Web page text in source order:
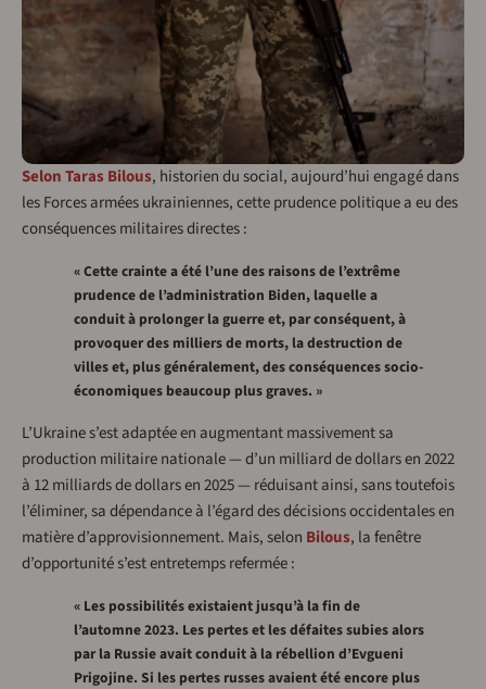
Selon Taras Bilous, historien du social, aujourd’hui engagé dans
les Forces armées ukrainiennes, cette prudence politique a eu des
conséquences militaires directes :
« Cette crainte a été l’une des raisons de l’extrême
prudence de l’administration Biden, laquelle a
conduit à prolonger la guerre et, par conséquent, à
provoquer des milliers de morts, la destruction de
villes et, plus généralement, des conséquences socio-
économiques beaucoup plus graves. »
L’Ukraine s’est adaptée en augmentant massivement sa
production militaire nationale — d’un milliard de dollars en 2022
à 12 milliards de dollars en 2025 — réduisant ainsi, sans toutefois
l’éliminer, sa dépendance à l’égard des décisions occidentales en
matière d’approvisionnement. Mais, selon Bilous, la fenêtre
d’opportunité s’est entretemps refermée :
« Les possibilités existaient jusqu’à la fin de
l’automne 2023. Les pertes et les défaites subies alors
par la Russie avait conduit à la rébellion d’Evgueni
Prigojine. Si les pertes russes avaient été encore plus